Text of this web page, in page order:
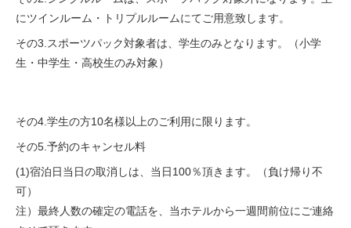
にツインルーム・トリプルルームにてご用意致します。
その3.スポーツパック対象者は、学生のみとなります。（小学
生・中学生・高校生のみ対象）
その4.学生の方10名様以上のご利用に限ります。
その5.予約のキャンセル料
(1)宿泊日当日の取消しは、当日100％頂きます。（負け帰り不
可）
注）最終人数の確定の電話を、当ホテルから一週間前位にご連絡